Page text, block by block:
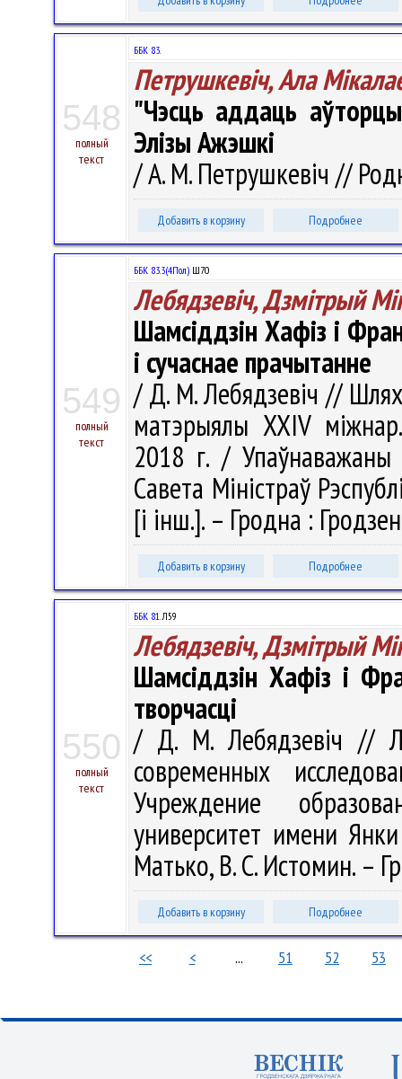
548
полный
текст
ББК 83.
Петрушкевіч, Ала
"Чэсць аддаць
Элізы Ажэшкі
/ А. М. Петрушкевіч //
Добавить в корзину Подробнее
549
полный
текст
ББК 83.3(4Пол) Ш70
Лебядзевіч, Дзмітрый
Шамсіддзін Хафіз і
і сучаснае прачытанне
/ Д. М. Лебядзевіч //
матэрыялы XXIV
2018 г. / Упаўнаважаны
Савета Міністраў
[і інш.]. – Гродна :
Добавить в корзину Подробнее
550
полный
текст
ББК 81.Л59
Лебядзевіч, Дзмітрый
Шамсіддзін Хафіз і
творчасці
/ Д. М. Лебядзевіч //
современных
Учреждение
университет имени
Матько, В. С. Истомин. –
Добавить в корзину Подробнее
<< < ... 51 52 53